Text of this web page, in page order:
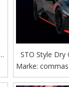
STO Style Dry
Marke: commas